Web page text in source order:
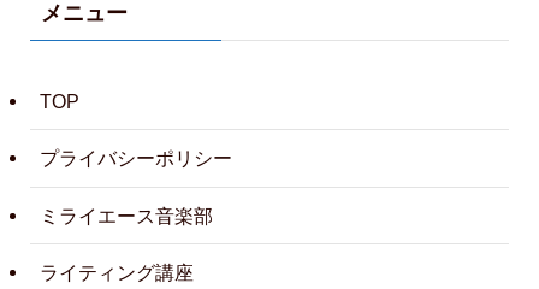
メニュー
TOP
プライバシーポリシー
ミライエース音楽部
ライティング講座